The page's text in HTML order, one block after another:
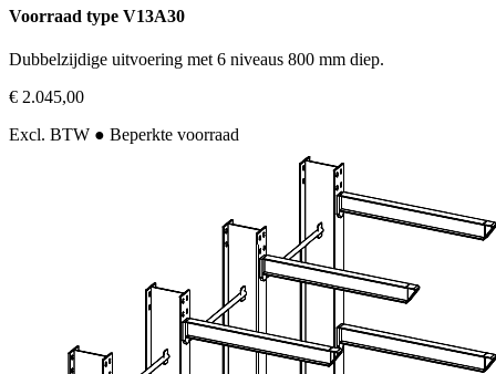
Voorraad type V13A30
Dubbelzijdige uitvoering met 6 niveaus 800 mm diep.
€ 2.045,00
Excl. BTW ● Beperkte voorraad